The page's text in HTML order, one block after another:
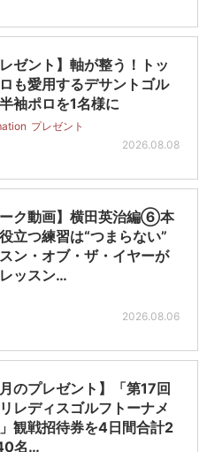
レゼント】軸が整う！トッ
も愛用するデサントゴル
袖ポロを1名様に
プレゼント
2026.08.08
ーク動画】横田英治編⑥本
立つ練習は“つまらない”
ン・オブ・ザ・イヤーが
ッスン…
2026.08.06
月のプレゼント】「第17回
レディスゴルフトーナメ
観戦招待券を4日間合計2
名…